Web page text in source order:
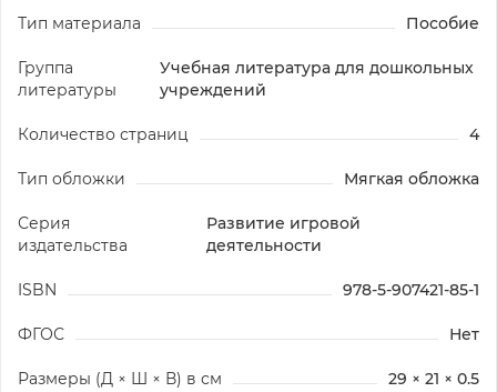
Тип материала Пособие
Группа
литературы
Учебная литература для дошкольных
учреждений
Количество страниц 4
Тип обложки Мягкая обложка
Серия
издательства
Развитие игровой
деятельности
ISBN 978-5-907421-85-1
ФГОС Нет
Размеры (Д × Ш × В) в см 29 × 21 × 0.5